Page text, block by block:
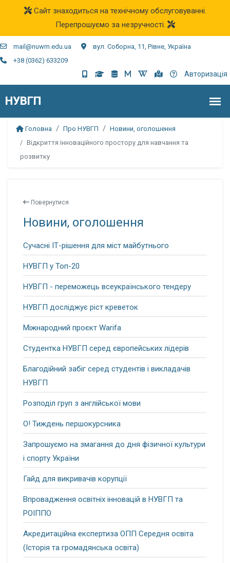
Сайт знаходиться на технічному обслуговуванні.
Перепрошуємо за незручності.
mail@nuwm.edu.ua
вул. Соборна, 11, Рівне, Україна
+38 (0362) 633209
Авторизація
Головна Про НУВГП
Новини, оголошення
Відкриття інноваційного простору для навчання та
розвитку
Повернутися
Новини, оголошення
Сучасні ІТ-рішення для міст майбутнього
НУВГП у Топ-20
НУВГП - переможець всеукраїнського тендеру
НУВГП досліджує ріст креветок
Міжнародний проєкт Warifa
Студентка НУВГП серед європейських лідерів
Благодійний забіг серед студентів і викладачів
НУВГП
Розподіл груп з англійської мови
О! Тиждень першокурсника
Запрошуємо на змагання до дня фізичної культури
і спорту України
Гайд для викривачів корупції
Впровадження освітніх інновацій в НУВГП та
РОІППО
Акредитаційна експертиза ОПП Середня освіта
(Історія та громадянська освіта)